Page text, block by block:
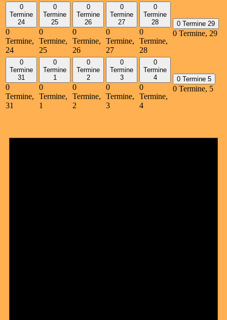
0
Termine
24
0
Termine,
24
0
Termine
25
0
Termine,
25
0
Termine
26
0
Termine,
26
0
Termine
27
0
Termine,
27
0
Termine
28
0
Termine,
28
0 Termine 29
0 Termine, 29
0
Termine
31
0
Termine,
31
0
Termine
1
0
Termine,
1
0
Termine
2
0
Termine,
2
0
Termine
3
0
Termine,
3
0
Termine
4
0
Termine,
4
0 Termine 5
0 Termine, 5